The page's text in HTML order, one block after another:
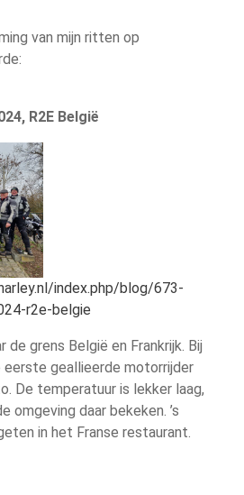
van mijn ritten op
R2E België
index.php/blog/673-
r2e-belgie
de grens België en Frankrijk. Bij
eerste geallieerde motorrijder
De temperatuur is lekker laag,
omgeving daar bekeken. ’s
in het Franse restaurant.